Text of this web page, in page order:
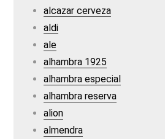
alcazar cerveza
aldi
ale
alhambra 1925
alhambra especial
alhambra reserva
alion
almendra